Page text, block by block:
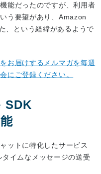
能だったのですが、利用者
う要望があり、Amazon
、という経緯があるようで
お届けするメルマガを毎週
にご登録ください。
SDK
ットに特化したサービス
イムなメッセージの送受